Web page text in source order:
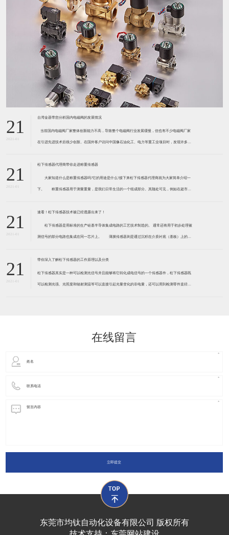
21
2021-01
台湾金器带您分析国内电磁阀的发展情况
​ 当前国内电磁阀厂家整体创新能力不高，导致整个电磁阀行业发展缓慢，但也有不少电磁阀厂家
在引进先进技术后很少创新。在国外客户访问中国像石油化工、电力等重工业项目时，发现许多项
21
2021-01
松下传感器代理商带你走进称重传感器
大家知道什么是称重传感器吗?它的用途是什么?接下来松下传感器代理商就为大家简单介绍一
下。 称重传感器用于测量重量，是我们日常生活的一个组成部分。其随处可见，例如在超市柜
带有应变片的弹性体组成。弹性体通常由钢
21
2021-01
速看！松下传感器技术被已经透露出来了！
松下传感器是用标准的生产硅基半导体集成电路的工艺技术制造的。 通常还将用于初步处理被
测信号的部分电路也集成在同一芯片上。 薄膜传感器则是通过沉积在介质衬底（基板）上的，
器是利用相应材料的浆料，涂覆在陶瓷基片上
21
2021-01
带你深入了解松下传感器的工作原理以及分类
松下传感器其实是一种可以检测光信号并且能够将它转化成电信号的一个传感器件，松下传感器既
可以检测光强、光照度和辐射测温等可以直接引起光量变化的非电量，还可以用到检测零件直径、
在线留言
立即提交
东莞市均钛自动化设备有限公司 版权所有